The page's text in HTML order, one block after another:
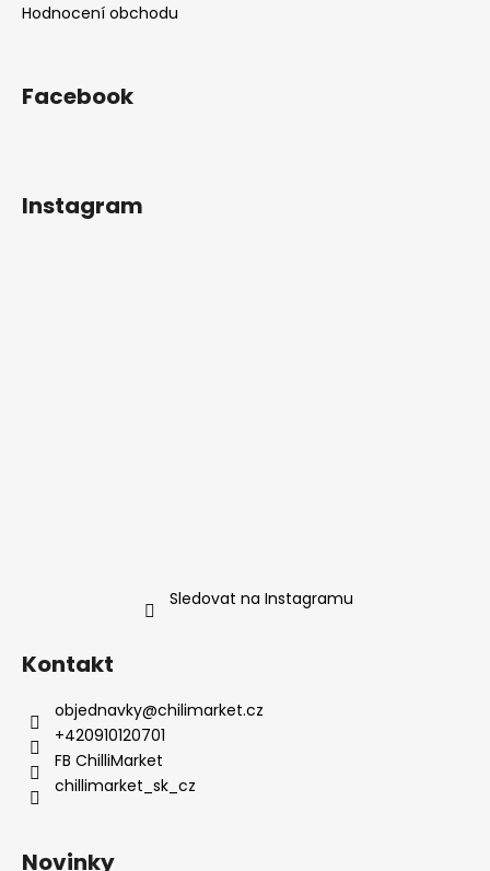
Hodnocení obchodu
Facebook
Instagram
Sledovat na Instagramu
Kontakt
objednavky@chilimarket.cz
+420910120701
FB ChilliMarket
chillimarket_sk_cz
Novinky